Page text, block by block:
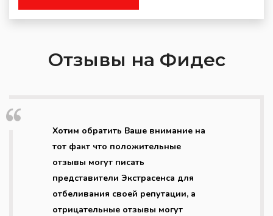
Отзывы на Фидес
Хотим обратить Ваше внимание на
тот факт что положительные
отзывы могут писать
представители Экстрасенса для
отбеливания своей репутации, а
отрицательные отзывы могут